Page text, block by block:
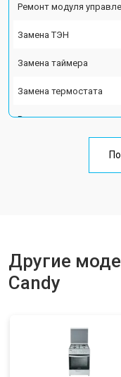
Ремонт модуля
Замена ТЭН
Замена таймера
Замена термостата
Ремонт
Ремонт чугунной
Другие
Candy